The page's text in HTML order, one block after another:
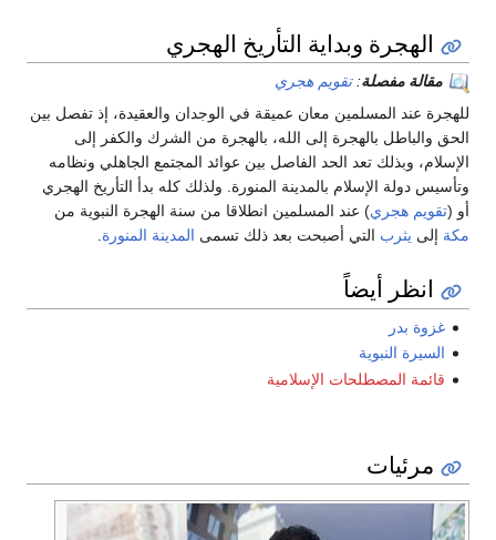
الهجرة وبداية التأريخ الهجري
مقالة مفصلة:تقويم هجري
للهجرة عند المسلمين معان عميقة في الوجدان والعقيدة، إذ تفصل بين
الحق والباطل بالهجرة إلى الله، بالهجرة من الشرك والكفر إلى
الإسلام، وبذلك تعد الحد الفاصل بين عوائد المجتمع الجاهلي ونظامه
وتأسيس دولة الإسلام بالمدينة المنورة. ولذلك كله بدأ التأريخ الهجري
أو (تقويم هجري) عند المسلمين انطلاقا من سنة الهجرة النبوية من
مكة إلى يثرب التي أصبحت بعد ذلك تسمى المدينة المنورة.
انظر أيضاً
غزوة بدر
السيرة النبوية
قائمة المصطلحات الإسلامية
مرئيات